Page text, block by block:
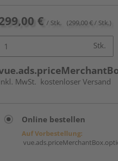
€ / Stk. (299,00 € / Stk.)
Stk.
MwSt. kostenloser Versand
Online bestellen
Auf Vorbestellung: